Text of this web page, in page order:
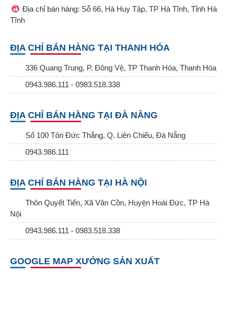
Địa chỉ bán hàng: Sỗ 66, Hà Huy Tập, TP Hà Tĩnh, Tỉnh Hà
Tĩnh
ĐỊA CHỈ BÁN HÀNG TẠI THANH HÓA
336 Quang Trung, P. Đông Vệ, TP Thanh Hóa, Thanh Hóa
0943.986.111 - 0983.518.338
ĐỊA CHỈ BÁN HÀNG TẠI ĐÀ NẴNG
Số 100 Tôn Đức Thắng, Q. Liên Chiểu, Đà Nẵng
0943.986.111
ĐỊA CHỈ BÁN HÀNG TẠI HÀ NỘI
Thôn Quyết Tiến, Xã Vân Cồn, Huyện Hoài Đức, TP Hà
Nội
0943.986.111 - 0983.518.338
GOOGLE MAP XƯỞNG SẢN XUẤT